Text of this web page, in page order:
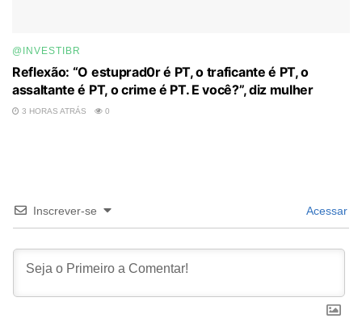
@INVESTIBR
Reflexão: “O estuprad0r é PT, o traficante é PT, o
assaltante é PT, o crime é PT. E você?”, diz mulher
3 HORAS ATRÁS 0
Inscrever-se Acessar